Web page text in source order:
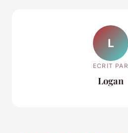
L
ECRIT PAR
Logan